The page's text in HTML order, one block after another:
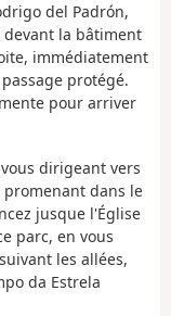
del Padrón,
devant la bâtiment
immédiatement
protégé.
pour arriver
dirigeant vers
promenant dans le
jusque l'Église
parc, en vous
les allées,
da Estrela